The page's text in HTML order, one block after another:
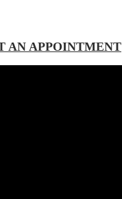
AN APPOINTMENT